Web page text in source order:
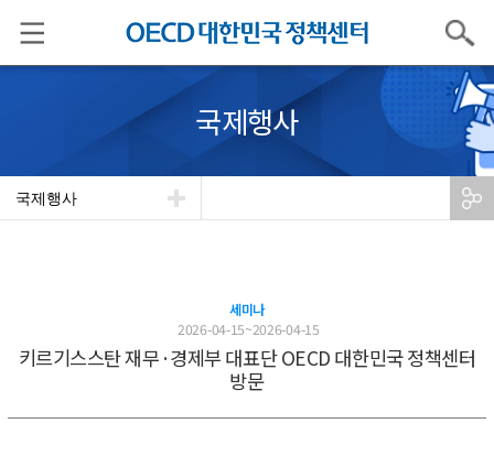
검색
국제행사
국제행사
세미나
2026-04-15~2026-04-15
키르기스스탄 재무·경제부 대표단 OECD 대한민국 정책센터
방문